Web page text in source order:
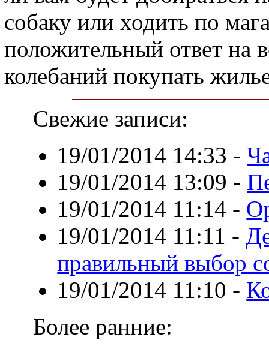
собаку или ходить по
положительный ответ на
колебаний покупать
Свежие записи:
19/01/2014 14:33 -
19/01/2014 13:09 -
19/01/2014 11:14 -
19/01/2014 11:11 -
правильный выбор
19/01/2014 11:10 -
Более ранние: